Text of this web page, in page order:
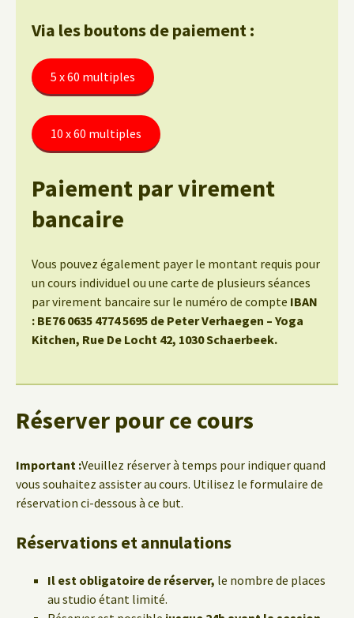
Via les boutons de paiement :
5 x 60 multiples
10 x 60 multiples
Paiement par virement
bancaire
Vous pouvez également payer le montant requis pour
un cours individuel ou une carte de plusieurs séances
par virement bancaire sur le numéro de compte IBAN
: BE76 0635 4774 5695 de Peter Verhaegen – Yoga
Kitchen, Rue De Locht 42, 1030 Schaerbeek.
Réserver pour ce cours
Important :Veuillez réserver à temps pour indiquer quand
vous souhaitez assister au cours. Utilisez le formulaire de
réservation ci-dessous à ce but.
Réservations et annulations
Il est obligatoire de réserver, le nombre de places
au studio étant limité.